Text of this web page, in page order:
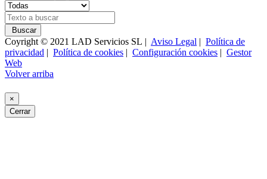
Buscar
Coyright © 2021 LAD Servicios SL | Aviso Legal | Política de
privacidad | Política de cookies | Configuración cookies | Gestor
Web
Volver arriba
×
Cerrar